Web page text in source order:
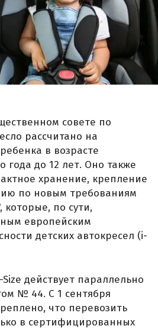
совете по
рассчитано на
в возрасте
года до 12 лет. Оно также
хранение, крепление
по новым требованиям
по сути,
европейским
детских автокресел (i-
действует параллельно
№ 44. С 1 сентября
что перевозить
в сертифицированных